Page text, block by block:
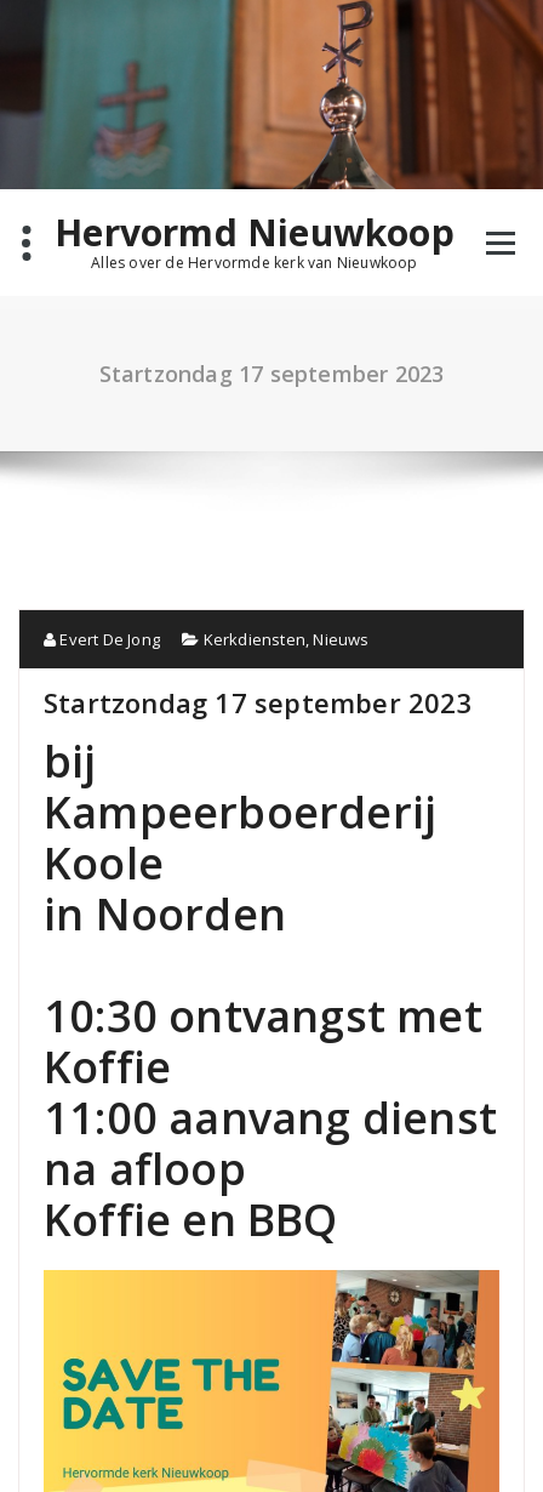
Hervormd Nieuwkoop
Alles over de Hervormde kerk van Nieuwkoop
Startzondag 17 september 2023
Evert De Jong Kerkdiensten,Nieuws
Startzondag 17 september 2023
bij
Kampeerboerderij
Koole
in Noorden
10:30 ontvangst met
Koffie
11:00 aanvang dienst
na afloop
Koffie en BBQ